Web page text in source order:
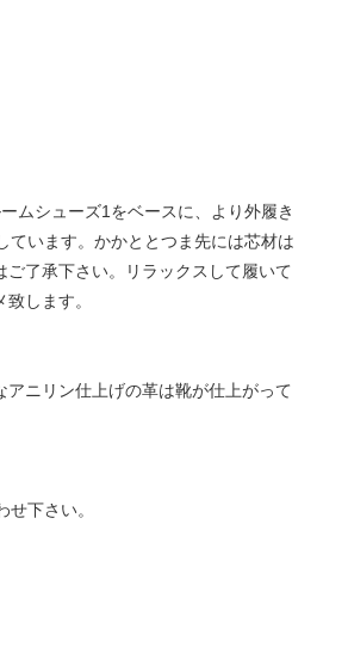
ムシューズ1をベースに、より外履き
ています。かかととつま先には芯材は
了承下さい。リラックスして履いて
します。
ニリン仕上げの革は靴が仕上がって
下さい。